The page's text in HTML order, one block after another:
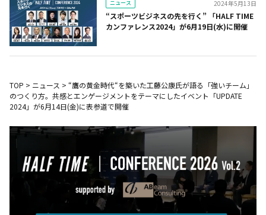
ニュース 2024年5月13日
“スポーツビジネスの先を行く” 「HALF TIME
カンファレンス2024」が6月19日(水)に開催
TOP > ニュース > “鷹の黄金時代“を築いた工藤公康氏が語る「強いチーム」
のつくり方。共感とエンゲージメントをテーマにしたイベント「UPDATE
2024」が6月14日(金)に表参道で開催